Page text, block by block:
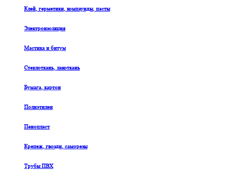
Клей, герметики, компаунды, пасты
Электроизоляция
Мастика и битум
Стеклоткань, лакоткань
Бумага, картон
Полиэтилен
Пенопласт
Крепеж, гвозди, саморезы
Трубы ПВХ